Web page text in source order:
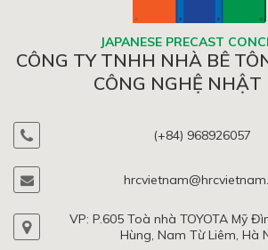
JAPANESE PRECAST
CÔNG TY TNHH NHÀ BÊ
CÔNG NGHỆ NHẬT
(+84) 968926057
VP: P.605 Toà nhà TOYOTA Mỹ
Hùng, Nam Từ Liêm, Hà